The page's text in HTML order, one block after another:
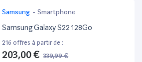
Samsung - Smartphone
Samsung Galaxy S22 128Go
216 offres à partir de :
203,00 € 339,99 €